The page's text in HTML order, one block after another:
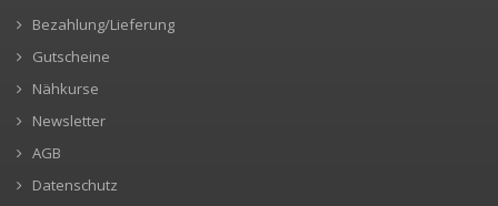
Bezahlung/Lieferung
Gutscheine
Nähkurse
Newsletter
AGB
Datenschutz